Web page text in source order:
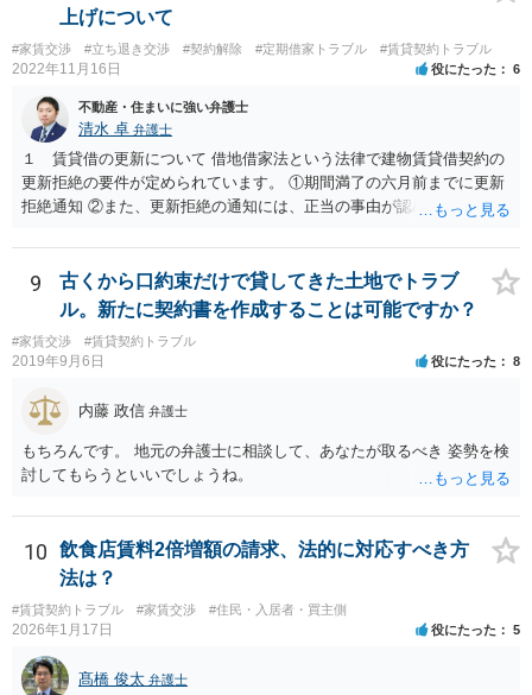
上げについて
#家賃交渉 #立ち退き交渉 #契約解除 #定期借家トラブル #賃貸契約トラブル
2022年11月16日 役にたった 6
不動産・住まいに強い弁護士
清水 卓 弁護士
１ 賃貸借の更新について 借地借家法という法律で建物賃貸借契約の
更新拒絶の要件が定められています。 ①期間満了の六月前までに更新
拒絶通知 ②また、更新拒絶の通知には、正当の事由が認められる必要
賃借人の建物使用を必要とする事情のほか、従前の経過，建物の利用
状況，建物の現況，いわゆる立退料の申出を考慮して判断するものと
されています。 ③更新拒絶通知がされた場合でも、賃貸借期間満了満
了後も賃借人が建物の使用を継続する場合には、賃借人に対し遅滞な
く異議を述べる 大家側（賃貸人側）に正当の事由が認めらるか疑問
のあるご事案かと思います。更新拒絶に正当の事由がない場合、大家
側（賃貸人側）が、更新の予定されている普通賃貸借契約から更新の
ない定期借家契約に一方的に切り替えることはできません。ただし、
正当の事由がない場合でも、賃借人側の同意があれば、定期借家契約
への切り替えも可能です。そのため、仲介会社側は、何とか、賃借人
側（あなた側）から同意を取り付けようとしているものと思われま
す。 （建物賃貸借契約の更新等） 第二十六条 建物の賃貸借について
期間の定めがある場合において、当事者が期間の満了の一年前から六
月前までの間に相手方に対して更新をしない旨の通知又は条件を変更
しなければ更新をしない旨の通知をしなかったときは、従前の契約と
同一の条件で契約を更新したものとみなす。ただし、その期間は、定
めがないものとする。 ２ 前項の通知をした場合であっても、建物の
賃貸借の期間が満了した後建物の賃借人が使用を継続する場合におい
て、建物の賃貸人が遅滞なく異議を述べなかったときも、同項と同様
9
古くから口約束だけで貸してきた土地でトラブ
ル。新たに契約書を作成することは可能ですか？
#家賃交渉 #賃貸契約トラブル
2019年9月6日 役にたった 8
内藤 政信 弁護士
もちろんです。 地元の弁護士に相談して、あなたが取るべき 姿勢を検
討してもらうといいでしょうね。
10
飲食店賃料2倍増額の請求、法的に対応すべき方
法は？
#賃貸契約トラブル #家賃交渉 #住民・入居者・買主側
2026年1月17日 役にたった 5
髙橋 俊太 弁護士